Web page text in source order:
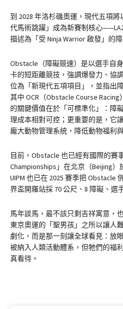
到 2028 年洛杉磯奧運，現代五項
代馬術跳躍」成為新賽制核心
描述為「受 Ninja Warrior 啟發」的障
Obstacle（障礙競速）是以選手自
卡的短距離競技，強調爆發力、協
位為「新現代五項項目」，並指出
其中 OCR（Obstacle Course
的關鍵價值在於「可標準化」：障
理成本相對可控；更重要的是，它
龐大動物管理系統，降低動物福利
目前，Obstacle 也已經有國際的賽
Championships」在北京（Beijing）
UIPM 也已在 2025 賽季把 Obstacle
界盃開羅站採 70 公尺、8 障礙、選
馬年談馬，最不該只剩吉祥寓意，
東京奧運的「聖男孩」之所以讓人
劇化，而是那一刻讓全球看見：放
被納入人類活動體系，但牠們的福
真看待。